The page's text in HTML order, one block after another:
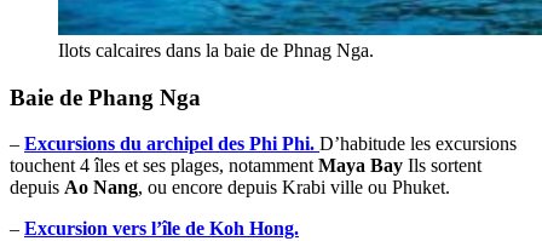
Ilots calcaires dans la baie de Phnag Nga.
Baie de Phang Nga
– Excursions du archipel des Phi Phi. D’habitude les excursions
touchent 4 îles et ses plages, notammentMaya Bay Ils sortent
depuis Ao Nang, ou encore depuis Krabi ville ou Phuket.
– Excursion vers l’île de Koh Hong.